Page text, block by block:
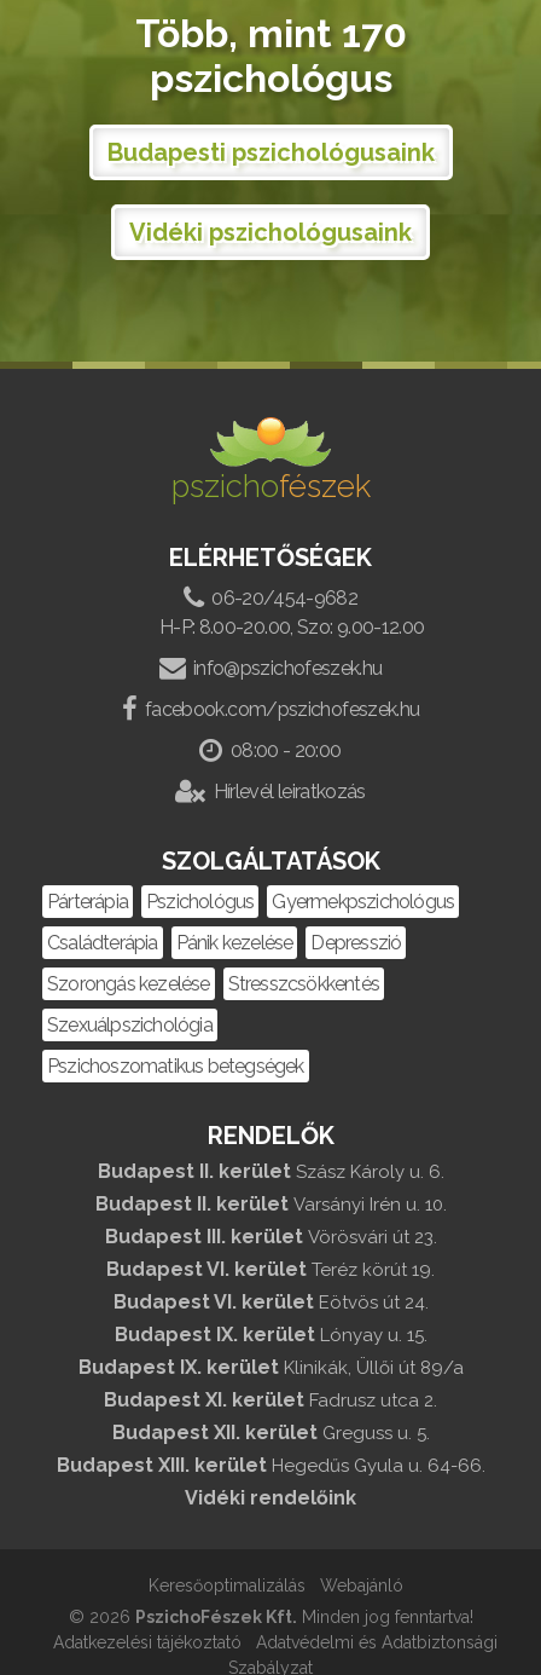
Több, mint 170
pszichológus
Budapesti pszichológusaink
Vidéki pszichológusaink
pszichofészek
ELÉRHETŐSÉGEK
06-20/454-9682
H-P: 8.00-20.00, Szo: 9.00-12.00
info@pszichofeszek.hu
facebook.com/pszichofeszek.hu
08:00 - 20:00
Hírlevél leiratkozás
SZOLGÁLTATÁSOK
Párterápia Pszichológus
Gyermekpszichológus
Családterápia
Pánik kezelése
Depresszió
Szorongás kezelése
Stresszcsökkentés
Szexuálpszichológia
Pszichoszomatikus betegségek
RENDELŐK
Budapest II. kerület Szász Károly u. 6.
Budapest II. kerület Varsányi Irén u. 10.
Budapest III. kerület Vörösvári út 23.
Budapest VI. kerület Teréz körút 19.
Budapest VI. kerület Eötvös út 24.
Budapest IX. kerület Lónyay u. 15.
Budapest IX. kerület Klinikák, Üllői út 89/a
Budapest XI. kerület Fadrusz utca 2.
Budapest XII. kerület Greguss u. 5.
Budapest XIII. kerület Hegedűs Gyula u. 64-66.
Vidéki rendelőink
Keresőoptimalizálás
Webajánló
© 2026 PszichoFészek Kft. Minden jog fenntartva!
Adatkezelési tájékoztató
Adatvédelmi és Adatbiztonsági
Szabályzat